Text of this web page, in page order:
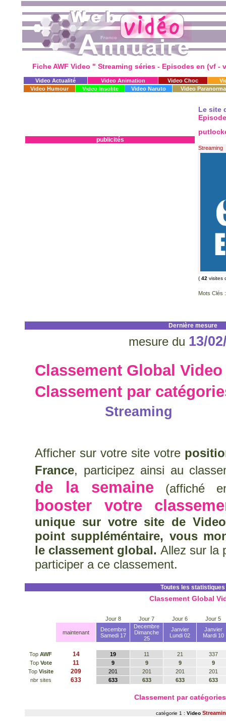
Fiche AWF Video " Streaming séries - Episodes en (vf
Video Actualité Video Animation Video Choc
Video Humour
Video Insolite Video Naruto Video
publicités
Le site
Streaming
( 42 visites
Mots Clés :
Dernière mesure
mesure du 13/
Classement Global Video
Classement par
Streaming
Afficher sur votre site votre
France, participez ainsi au
de la semaine (affiché
booster votre
unique sur votre site de
point suppléméntaire, vous
le classement global. Allez sur la
participer a ce classement.
Toutes les statistiques
Classement Global
Jour 8 Jour 7 Jour 6 Jour 5
maintenant
Decembre
Samedi 17
Decembre
Dimanche
25
Janvier
Lundi 02
Janvier
Mardi 10
Top AWF 14 19 11 21
337
Top Vote 11 9 9 9
9
Top Visite 209 201 201 201
201
nbr sites
633 633 633 633 633
Classement par
catégorie 1 : Video